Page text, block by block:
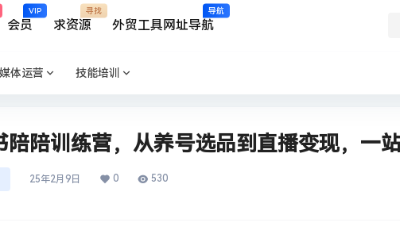
会员
VIP
求资源
寻找
外贸工具网址导航
导航
媒体运营 技能培训
陪陪训练营，从养号选品到直播变现，一
25年2月9日 0 530